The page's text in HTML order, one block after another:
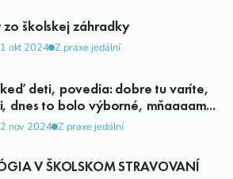
zo školskej záhradky
okt 2024 Z praxe jedální
keď deti, povedia: dobre tu varíte,
dnes to bolo výborné, mňaaaam...
nov 2024 Z praxe jedální
V ŠKOLSKOM STRAVOVANÍ